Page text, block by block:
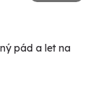
pád a let na